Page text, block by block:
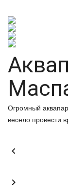
Огромный
весело провести

